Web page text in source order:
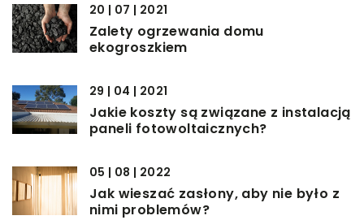
20 | 07 | 2021
Zalety ogrzewania domu
ekogroszkiem
29 | 04 | 2021
Jakie koszty są związane z instalacją
paneli fotowoltaicznych?
05 | 08 | 2022
Jak wieszać zasłony, aby nie było z
nimi problemów?